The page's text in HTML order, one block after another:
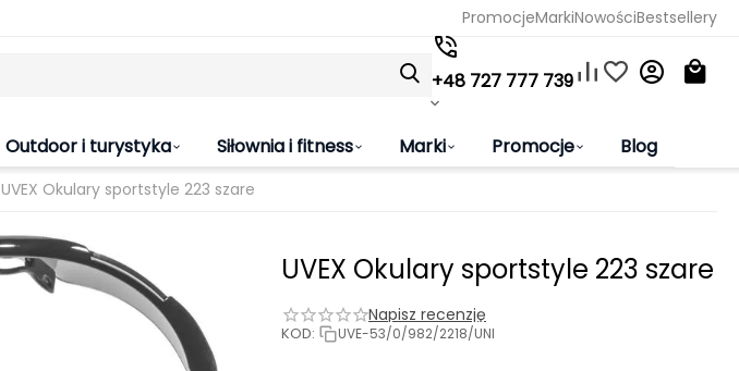
PromocjeMarkiNowościBestsellery
+48 727 777 739
Outdoor i turystyka Siłownia i fitness Marki Promocje Blog
UVEX Okulary sportstyle 223 szare
UVEX Okulary sportstyle 223 szare
Napisz recenzję
KOD: UVE-53/0/982/2218/UNI